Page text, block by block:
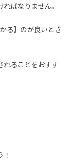
ばなりません。
る】のが良いとさ
れることをおすす